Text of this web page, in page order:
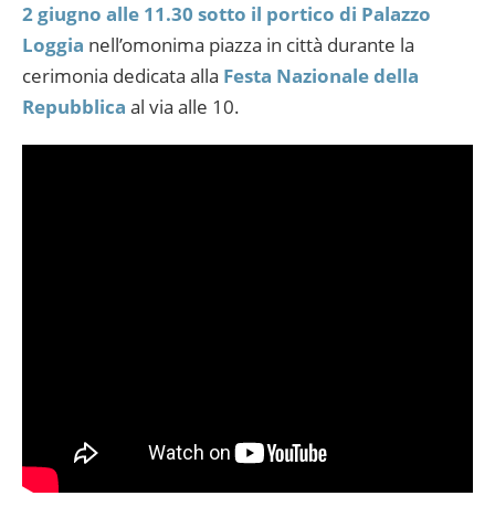
2 giugno alle 11.30 sotto il portico di Palazzo
Loggia nell’omonima piazza in città durante la
cerimonia dedicata alla Festa Nazionale della
Repubblica al via alle 10.